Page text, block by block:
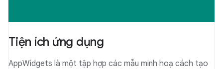
Tiện ích ứng dụng
AppWidgets là một tập hợp các mẫu minh hoạ cách tạo